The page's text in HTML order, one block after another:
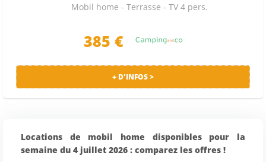
Mobil home - Terrasse - TV 4 pers.
385 €
+ D'INFOS >
Locations de mobil home disponibles pour la
semaine du 4 juillet 2026 : comparez les offres !